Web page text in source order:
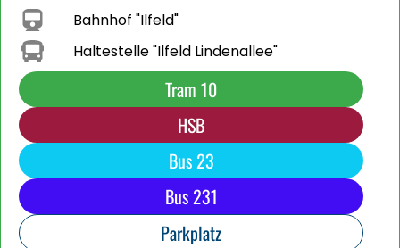
Bahnhof "Ilfeld"
Haltestelle "Ilfeld Lindenallee"
Tram 10
HSB
Bus 23
Bus 231
Parkplatz